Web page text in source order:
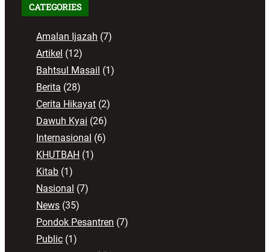
CATEGORIES
Amalan Ijazah (7)
Artikel (12)
Bahtsul Masail (1)
Berita (28)
Cerita Hikayat (2)
Dawuh Kyai (26)
Internasional (6)
KHUTBAH (1)
Kitab (1)
Nasional (7)
News (35)
Pondok Pesantren (7)
Public (1)